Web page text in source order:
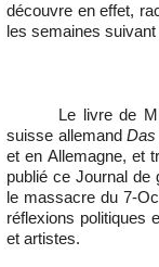
découvre en effet,
les semaines
Le livre de
suisse allemand Das
et en Allemagne, et
publié ce Journal de
le massacre du 7-
réflexions politiques
et artistes.